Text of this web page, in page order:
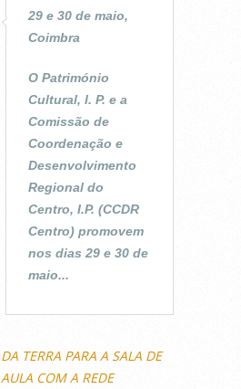
29 e 30 de maio,
Coimbra
O Património
Cultural, I. P. e a
Comissão de
Coordenação e
Desenvolvimento
Regional do
Centro, I.P. (CCDR
Centro) promovem
nos dias 29 e 30 de
maio...
DA TERRA PARA A SALA DE
AULA COM A REDE